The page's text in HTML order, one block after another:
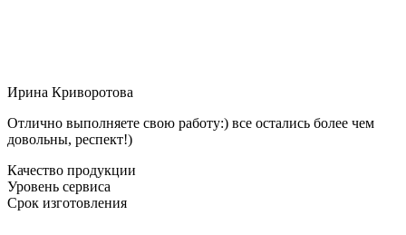
Ирина Криворотова
Отлично выполняете свою работу:) все остались более чем
довольны, респект!)
Качество продукции
Уровень сервиса
Срок изготовления